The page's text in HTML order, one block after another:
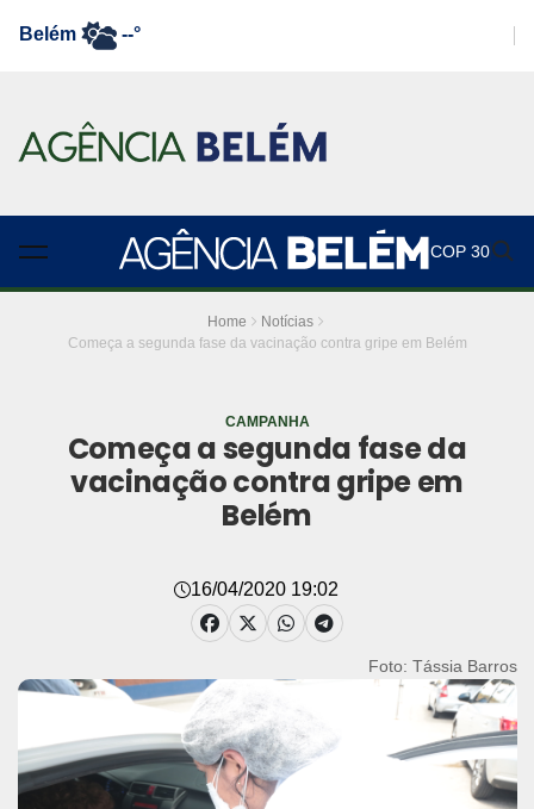
Belém --°
COP 30
Home
Notícias
Começa a segunda fase da vacinação contra gripe em Belém
CAMPANHA
Começa a segunda fase da
vacinação contra gripe em
Belém
16/04/2020 19:02
Foto: Tássia Barros